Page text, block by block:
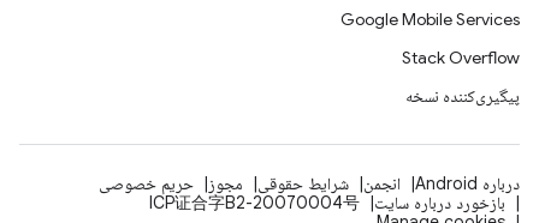
Google Mobile Services
Stack Overflow
پیگیری‌کننده نسخه
درباره Android انجمن شرایط حقوقی مجوز
حریم خصوصی
بازخورد درباره سایت
ICP证合字B2-20070004号